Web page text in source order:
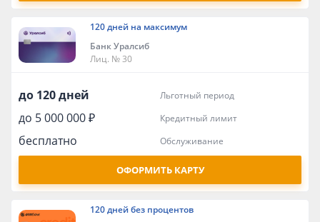
120 дней на максимум
Банк Уралсиб
Лиц. № 30
до 120 дней льготный период
до 5 000 000 ₽ кредитный лимит
бесплатно обслуживание
ОФОРМИТЬ КАРТУ
120 дней без процентов